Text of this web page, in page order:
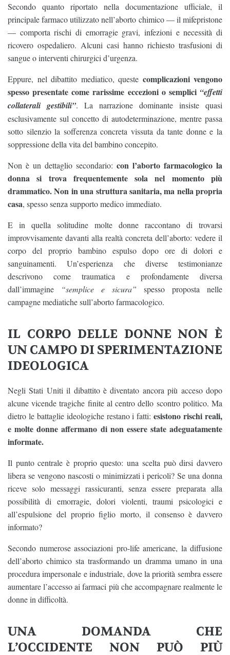
Secondo quanto riportato nella documentazione ufficiale, il
principale farmaco utilizzato nell’aborto chimico — il mifepristone
— comporta rischi di emorragie gravi, infezioni e necessità di
ricovero ospedaliero. Alcuni casi hanno richiesto trasfusioni di
sangue o interventi chirurgici d’urgenza.
Eppure, nel dibattito mediatico, queste complicazioni vengono
spesso presentate come rarissime eccezioni o semplici “effetti
collaterali gestibili”. La narrazione dominante insiste quasi
esclusivamente sul concetto di autodeterminazione, mentre passa
sotto silenzio la sofferenza concreta vissuta da tante donne e la
soppressione della vita del bambino concepito.
Non è un dettaglio secondario: con l’aborto farmacologico la
donna si trova frequentemente sola nel momento più
drammatico. Non in una struttura sanitaria, ma nella propria
casa, spesso senza supporto medico immediato.
E in quella solitudine molte donne raccontano di trovarsi
improvvisamente davanti alla realtà concreta dell’aborto: vedere il
corpo del proprio bambino espulso dopo ore di dolori e
sanguinamenti. Un’esperienza che diverse testimonianze
descrivono come traumatica e profondamente diversa
dall’immagine “semplice e sicura” spesso proposta nelle
campagne mediatiche sull’aborto farmacologico.
IL CORPO DELLE DONNE NON È
UN CAMPO DI SPERIMENTAZIONE
IDEOLOGICA
Negli Stati Uniti il dibattito è diventato ancora più acceso dopo
alcune vicende tragiche finite al centro dello scontro politico. Ma
dietro le battaglie ideologiche restano i fatti:esistono rischi reali,
e molte donne affermano di non essere state adeguatamente
informate.
Il punto centrale è proprio questo: una scelta può dirsi davvero
libera se vengono nascosti o minimizzati i pericoli? Se una donna
riceve solo messaggi rassicuranti, senza essere preparata alla
possibilità di emorragie, dolori violenti, traumi psicologici e
all’espulsione del proprio figlio morto, il consenso è davvero
informato?
Secondo numerose associazioni pro-life americane, la diffusione
dell’aborto chimico sta trasformando un dramma umano in una
procedura impersonale e industriale, dove la priorità sembra essere
aumentare l’accesso ai farmaci più che accompagnare realmente le
donne in difficoltà.
UNA DOMANDA CHE
L’OCCIDENTE NON PUÒ PIÙ